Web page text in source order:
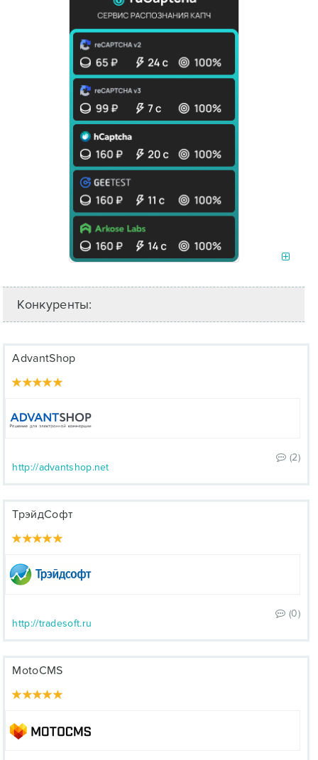
Конкуренты:
AdvantShop
(2)
http://advantshop.net
ТрэйдСофт
(0)
http://tradesoft.ru
MotoCMS